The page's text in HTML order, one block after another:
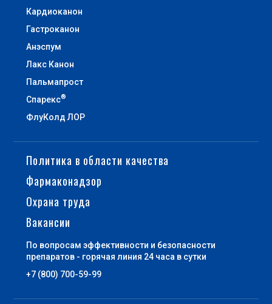
Кардиоканон
Гастроканон
Анэспум
Лакс Канон
Пальмапрост
Спарекс®
ФлуКолд ЛОР
Политика в области качества
Фармаконадзор
Охрана труда
Вакансии
По вопросам эффективности и безопасности
препаратов - горячая линия 24 часа в сутки
+7 (800) 700-59-99